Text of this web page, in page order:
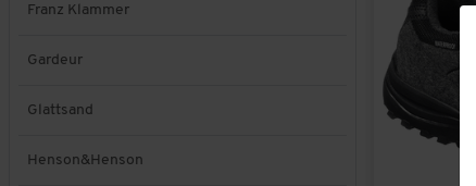
Franz Klammer
Gardeur
Glattsand
Henson&Henson